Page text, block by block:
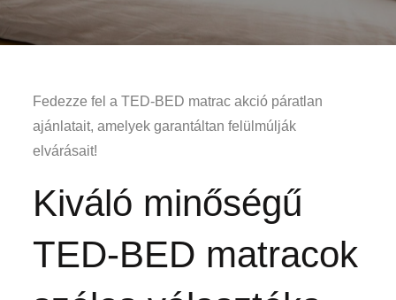
Fedezze fel a TED-BED matrac akció páratlan
ajánlatait, amelyek garantáltan felülmúlják
elvárásait!
Kiváló minőségű
TED-BED matracok